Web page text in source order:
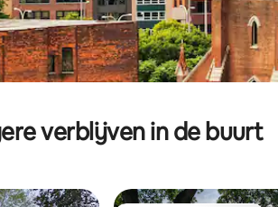
verblijven in de buurt